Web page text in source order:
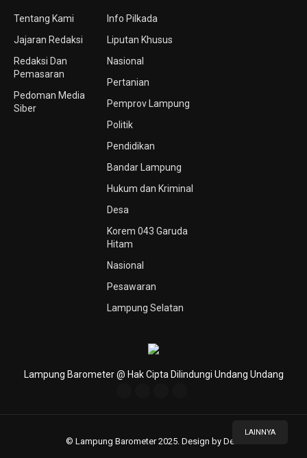
LAINNYA
Tentang Kami
Jajaran Redaksi
Redaksi Dan
Pemasaran
Pedoman Media
Siber
Info Pilkada
Liputan Khusus
Nasional
Pertanian
Pemprov Lampung
Politik
Pendidikan
Bandar Lampung
Hukum dan Kriminal
Desa
Korem 043 Garuda
Hitam
Nasional
Pesawaran
Lampung Selatan
Lampung Barometer @ Hak Cipta Dilindungi Undang Undang
© Lampung Barometer 2025. Design by Deni